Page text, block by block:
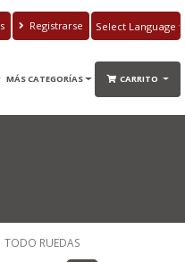
Registrarse
Translate
MÁS CATEGORÍAS CARRITO
TODO RUEDAS